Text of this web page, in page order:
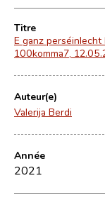
Titre
E ganz perséinlecht
100komma7,
Auteur(e)
Valerija Berdi
Année
2021